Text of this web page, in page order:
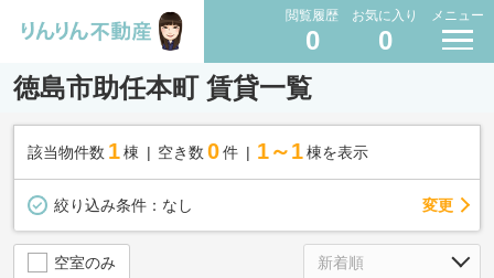
閲覧履歴
0
お気に入り
0
メニュー
徳島市助任本町 賃貸一覧
該当物件数 1棟 空き数 0 件 1～1 棟を表示
絞り込み条件： なし 変更
空室のみ